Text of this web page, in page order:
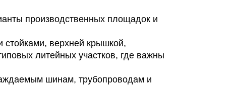
производственных площадок и
стойками, верхней крышкой,
литейных участков, где важны
шинам, трубопроводам и